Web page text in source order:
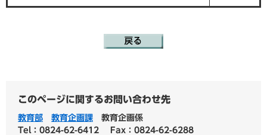
このページに関するお問い合わせ先
教育部 教育企画課
教育企画係
Tel：0824-62-6412
Fax：0824-62-6288